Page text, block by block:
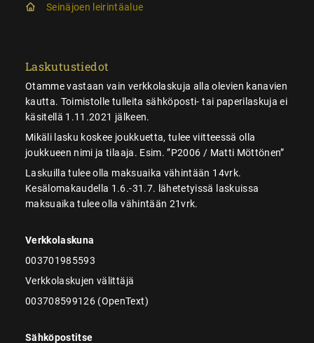
Seinäjoen leirintäalue
Laskutustiedot
Otamme vastaan vain verkkolaskuja alla olevien kanavien
kautta. Toimistolle tulleita sähköposti- tai paperilaskuja ei
käsitellä 1.11.2021 jälkeen.
Mikäli lasku koskee joukkuetta, tulee viitteessä olla
joukkueen nimi ja tilaaja. Esim. ”P2006 / Matti Möttönen”
Laskuilla tulee olla maksuaika vähintään 14vrk.
Kesälomakaudella 1.6.-31.7. lähetetyissä laskuissa
maksuaika tulee olla vähintään 21vrk.
Verkkolaskuna
003701985593
Verkkolaskujen välittäjä
003708599126 (OpenText)
Sähköpostitse